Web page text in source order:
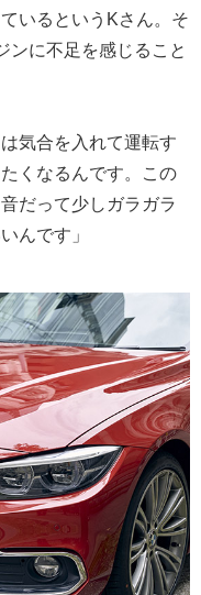
いるというKさん。そ
ンに不足を感じること
気合を入れて運転す
くなるんです。この
だって少しガラガラ
んです」